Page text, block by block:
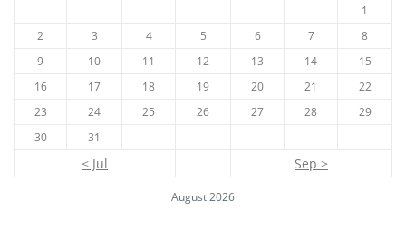
August 2026
1
2
3 4 5 6 7
8
9
10 11 12 13 14
15
16
17 18 19 20 21
22
23
24 25 26 27 28
29
30
31
< Jul Sep >